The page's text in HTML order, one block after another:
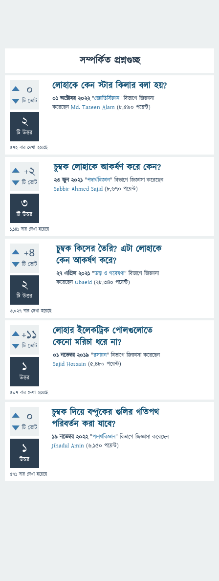
সম্পর্কিত প্রশ্নগুচ্ছ
0
টি ভোট
2
টি উত্তর
572বার দেখা হয়েছে
লোহাকে কেন স্টার কিলার বলা হয়?
01 অক্টোবর 2022 "জ্যোতির্বিজ্ঞান" বিভাগে জিজ্ঞাসা
করেছেনMd. Taseen Alam (8,590 পয়েন্ট)
+2
টি ভোট
3
টি উত্তর
1,141 বার দেখা হয়েছে
চুম্বক লোহাকে আকর্ষণ করে কেন?
23 জুন 2021 "পদার্থবিজ্ঞান" বিভাগে জিজ্ঞাসাকরেছেন
Sabbir Ahmed Sajid (8,670 পয়েন্ট)
+4
টি ভোট
2
টি উত্তর
3,027 বার দেখা হয়েছে
চুম্বক কিসের তৈরি? এটা লোহাকে
কেন আকর্ষণ করে?
27 এপ্রিল 2021 "তত্ত্ব ও গবেষণা" বিভাগে জিজ্ঞাসা
করেছেনUbaeid (28,340 পয়েন্ট)
+11
টি ভোট
1
উত্তর
507 বার দেখা হয়েছে
লোহার ইলেকট্রিক পোলগুলোতে
কেনো মরিচা ধরে না?
01 নভেম্বর 2019 "রসায়ন" বিভাগে জিজ্ঞাসাকরেছেন
Sajid Hossain (5,480 পয়েন্ট)
0
টি ভোট
1
উত্তর
571 বার দেখা হয়েছে
চুম্বক দিয়ে বন্দুকের গুলির গতিপথ
পরিবর্তন করা যাবে?
19 নভেম্বর 2022 "পদার্থবিজ্ঞান" বিভাগে জিজ্ঞাসাকরেছেন
Jihadul Amin (6,150 পয়েন্ট)